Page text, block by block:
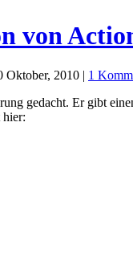
von
Oktober, 2010 | 1
gedacht. Er gibt